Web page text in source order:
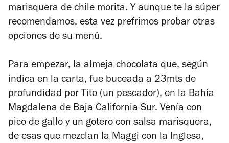
marisquera de chile morita. Y aunque te la súper
recomendamos, esta vez prefrimos probar otras
opciones de su menú.
Para empezar, la almeja chocolata que, según
indica en la carta, fue buceada a 23mts de
profundidad por Tito (un pescador), en la Bahía
Magdalena de Baja California Sur. Venía con
pico de gallo y un gotero con salsa marisquera,
de esas que mezclan la Maggi con la Inglesa,